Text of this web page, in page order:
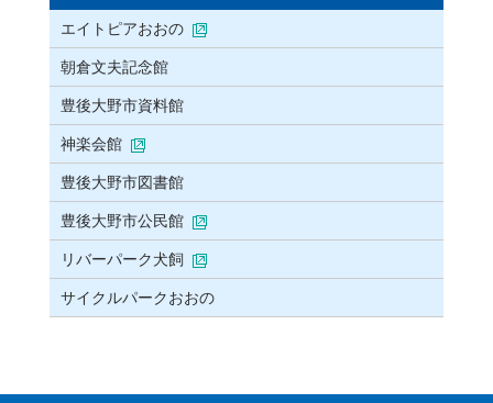
エイトピアおおの
朝倉文夫記念館
豊後大野市資料館
神楽会館
豊後大野市図書館
豊後大野市公民館
リバーパーク犬飼
サイクルパークおおの